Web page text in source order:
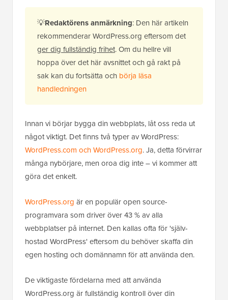
💡Redaktörens anmärkning: Den här artikeln
rekommenderar WordPress.org eftersom det
ger dig fullständig frihet. Om du hellre vill
hoppa över det här avsnittet och gå rakt på
sak kan du fortsätta och börja läsa
handledningen
Innan vi börjar bygga din webbplats, låt oss reda ut
något viktigt. Det finns två typer av WordPress:
WordPress.com och WordPress.org. Ja, detta förvirrar
många nybörjare, men oroa dig inte – vi kommer att
göra det enkelt.
WordPress.org är en populär open source-
programvara som driver över 43 % av alla
webbplatser på internet. Den kallas ofta för 'själv-
hostad WordPress' eftersom du behöver skaffa din
egen hosting och domännamn för att använda den.
De viktigaste fördelarna med att använda
WordPress.org är fullständig kontroll över din